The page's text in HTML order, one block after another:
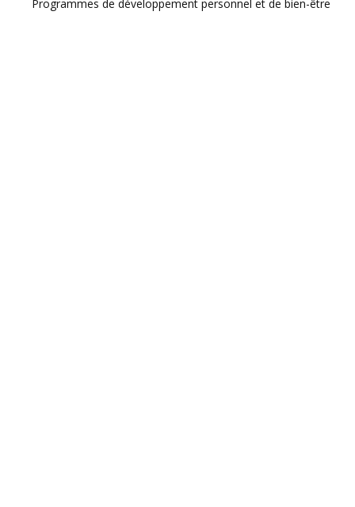
Programmes de développement personnel et de bien-être